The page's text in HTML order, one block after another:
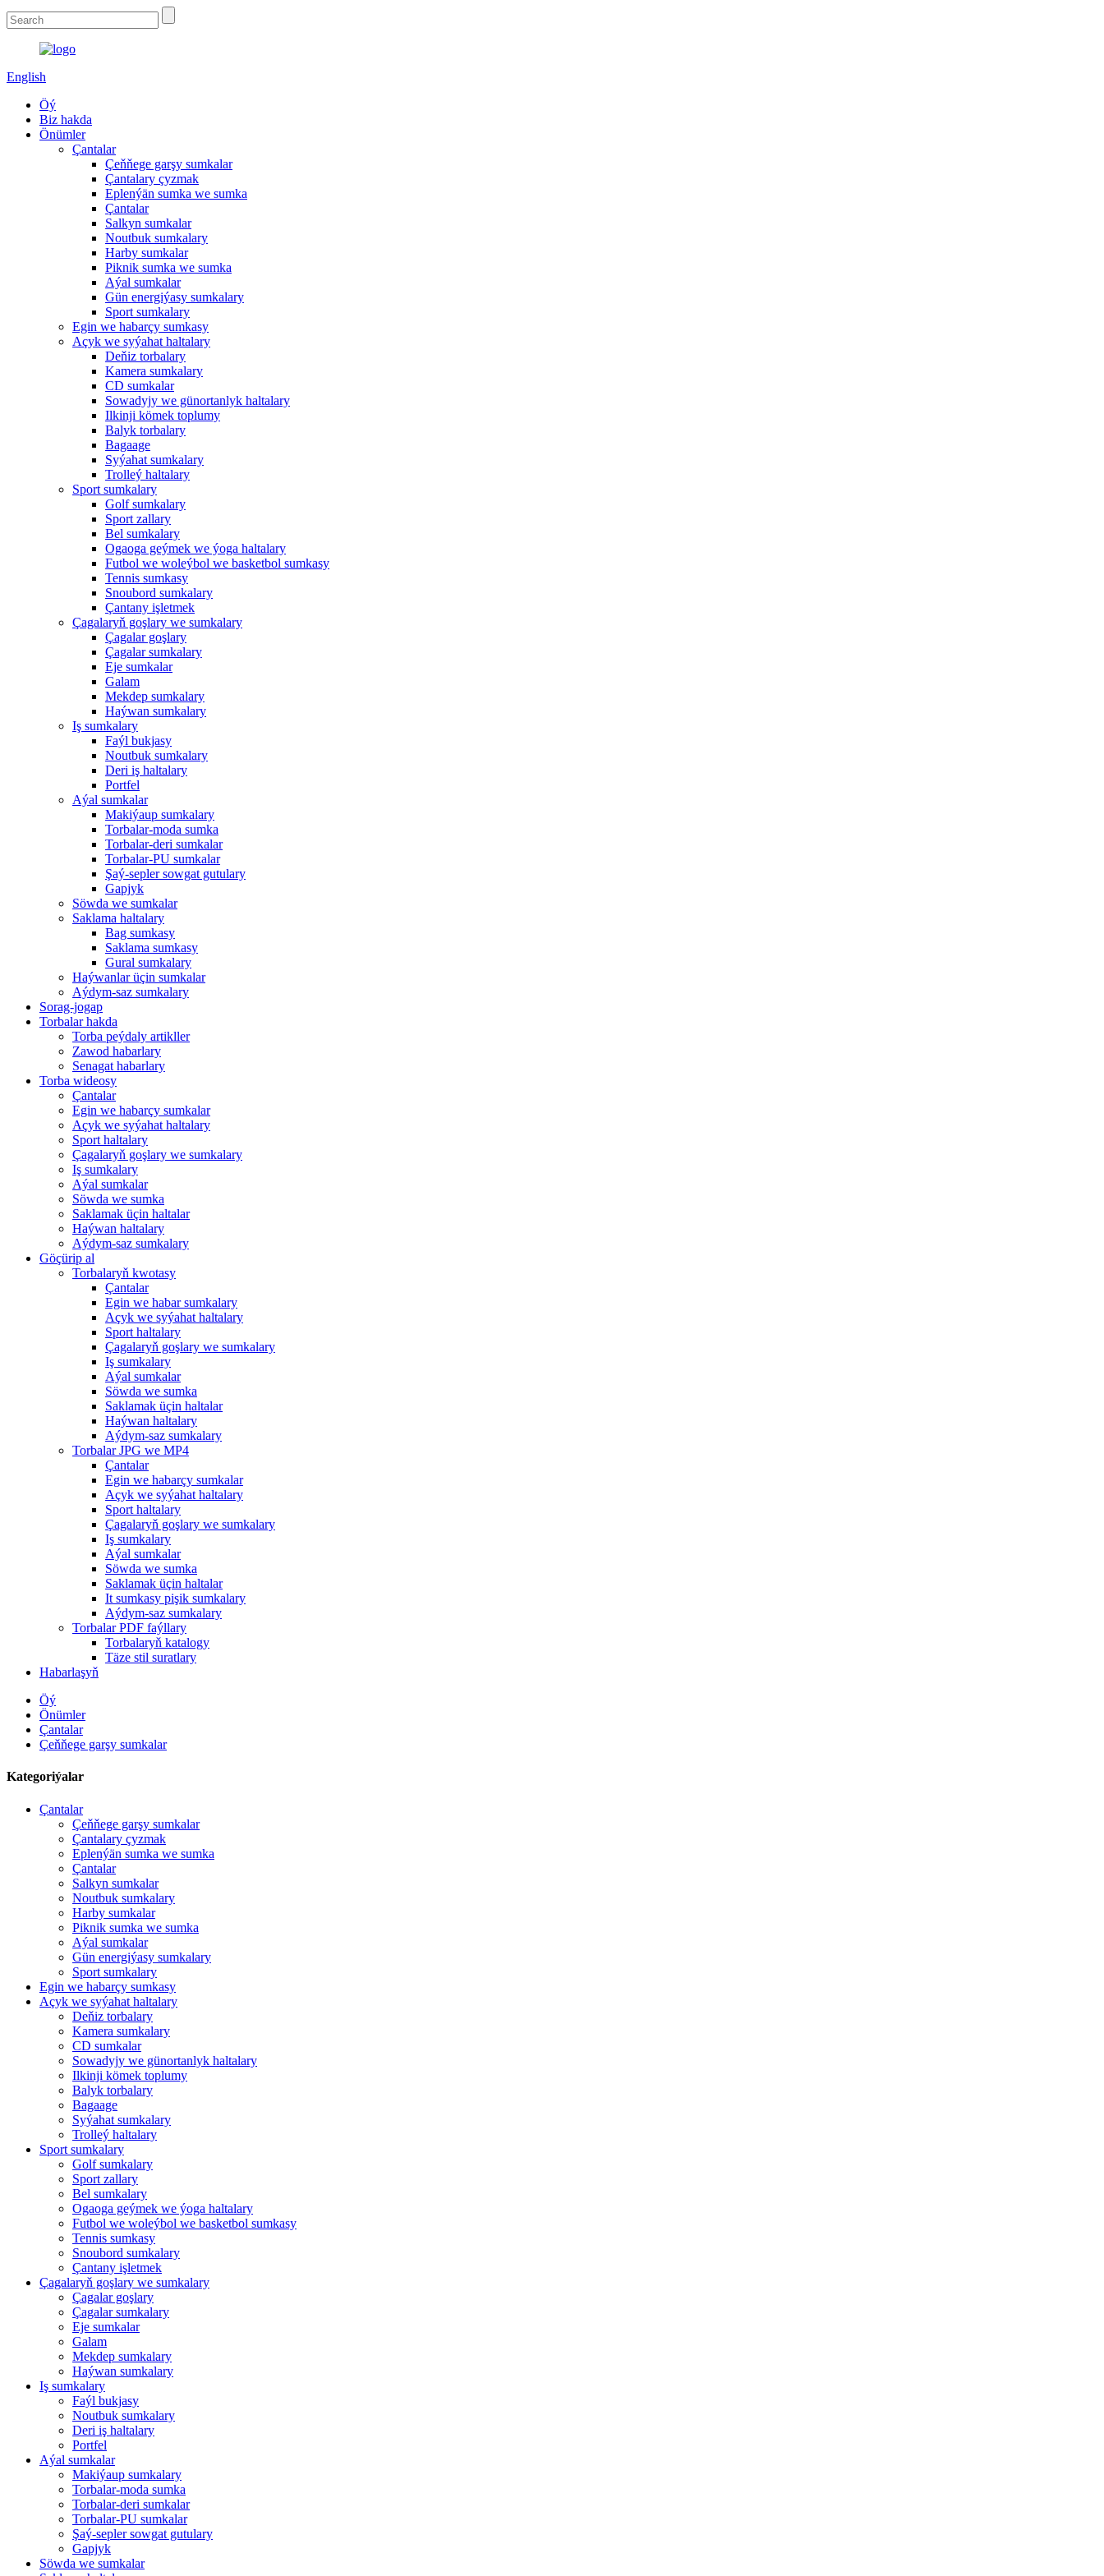
English
Öý
Biz hakda
Önümler
Çantalar
Çeňňege garşy sumkalar
Çantalary çyzmak
Eplenýän sumka we sumka
Çantalar
Salkyn sumkalar
Noutbuk sumkalary
Harby sumkalar
Piknik sumka we sumka
Aýal sumkalar
Gün energiýasy sumkalary
Sport sumkalary
Egin we habarçy sumkasy
Açyk we syýahat haltalary
Deňiz torbalary
Kamera sumkalary
CD sumkalar
Sowadyjy we günortanlyk haltalary
Ilkinji kömek toplumy
Balyk torbalary
Bagaage
Syýahat sumkalary
Trolleý haltalary
Sport sumkalary
Golf sumkalary
Sport zallary
Bel sumkalary
Ogaoga geýmek we ýoga haltalary
Futbol we woleýbol we basketbol sumkasy
Tennis sumkasy
Snoubord sumkalary
Çantany işletmek
Çagalaryň goşlary we sumkalary
Çagalar goşlary
Çagalar sumkalary
Eje sumkalar
Galam
Mekdep sumkalary
Haýwan sumkalary
Iş sumkalary
Faýl bukjasy
Noutbuk sumkalary
Deri iş haltalary
Portfel
Aýal sumkalar
Makiýaup sumkalary
Torbalar-moda sumka
Torbalar-deri sumkalar
Torbalar-PU sumkalar
Şaý-sepler sowgat gutulary
Gapjyk
Söwda we sumkalar
Saklama haltalary
Bag sumkasy
Saklama sumkasy
Gural sumkalary
Haýwanlar üçin sumkalar
Aýdym-saz sumkalary
Sorag-jogap
Torbalar hakda
Torba peýdaly artikller
Zawod habarlary
Senagat habarlary
Torba wideosy
Çantalar
Egin we habarçy sumkalar
Açyk we syýahat haltalary
Sport haltalary
Çagalaryň goşlary we sumkalary
Iş sumkalary
Aýal sumkalar
Söwda we sumka
Saklamak üçin haltalar
Haýwan haltalary
Aýdym-saz sumkalary
Göçürip al
Torbalaryň kwotasy
Çantalar
Egin we habar sumkalary
Açyk we syýahat haltalary
Sport haltalary
Çagalaryň goşlary we sumkalary
Iş sumkalary
Aýal sumkalar
Söwda we sumka
Saklamak üçin haltalar
Haýwan haltalary
Aýdym-saz sumkalary
Torbalar JPG we MP4
Çantalar
Egin we habarçy sumkalar
Açyk we syýahat haltalary
Sport haltalary
Çagalaryň goşlary we sumkalary
Iş sumkalary
Aýal sumkalar
Söwda we sumka
Saklamak üçin haltalar
It sumkasy pişik sumkalary
Aýdym-saz sumkalary
Torbalar PDF faýllary
Torbalaryň katalogy
Täze stil suratlary
Habarlaşyň
Öý
Önümler
Çantalar
Çeňňege garşy sumkalar
Kategoriýalar
Çantalar
Çeňňege garşy sumkalar
Çantalary çyzmak
Eplenýän sumka we sumka
Çantalar
Salkyn sumkalar
Noutbuk sumkalary
Harby sumkalar
Piknik sumka we sumka
Aýal sumkalar
Gün energiýasy sumkalary
Sport sumkalary
Egin we habarçy sumkasy
Açyk we syýahat haltalary
Deňiz torbalary
Kamera sumkalary
CD sumkalar
Sowadyjy we günortanlyk haltalary
Ilkinji kömek toplumy
Balyk torbalary
Bagaage
Syýahat sumkalary
Trolleý haltalary
Sport sumkalary
Golf sumkalary
Sport zallary
Bel sumkalary
Ogaoga geýmek we ýoga haltalary
Futbol we woleýbol we basketbol sumkasy
Tennis sumkasy
Snoubord sumkalary
Çantany işletmek
Çagalaryň goşlary we sumkalary
Çagalar goşlary
Çagalar sumkalary
Eje sumkalar
Galam
Mekdep sumkalary
Haýwan sumkalary
Iş sumkalary
Faýl bukjasy
Noutbuk sumkalary
Deri iş haltalary
Portfel
Aýal sumkalar
Makiýaup sumkalary
Torbalar-moda sumka
Torbalar-deri sumkalar
Torbalar-PU sumkalar
Şaý-sepler sowgat gutulary
Gapjyk
Söwda we sumkalar